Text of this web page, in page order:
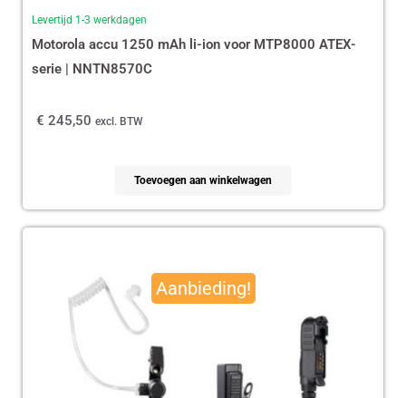
Levertijd 1-3 werkdagen
Motorola accu 1250 mAh li-ion voor MTP8000 ATEX-
serie | NNTN8570C
€ 245,50 excl. BTW
Toevoegen aan winkelwagen
Aanbieding!
was:
€ 35,87.
is:
€ 29,99.